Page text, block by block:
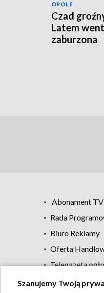
OPOLE
Czad
Latem
zaburzona
Abonament
Rada
Biuro Reklamy
Oferta
Telegazeta
Szanujemy Twoją